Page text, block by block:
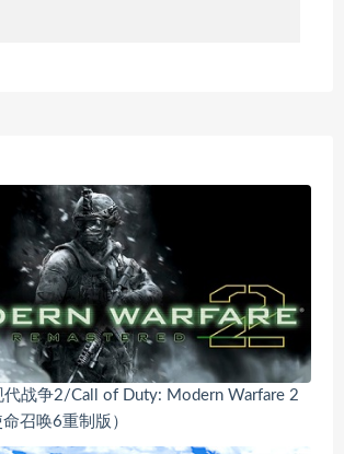
战争2/Call of Duty: Modern Warfare 2
召唤6重制版）